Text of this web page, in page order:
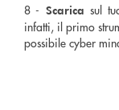
8 - Scarica sul
infatti, il primo
possibile cyber